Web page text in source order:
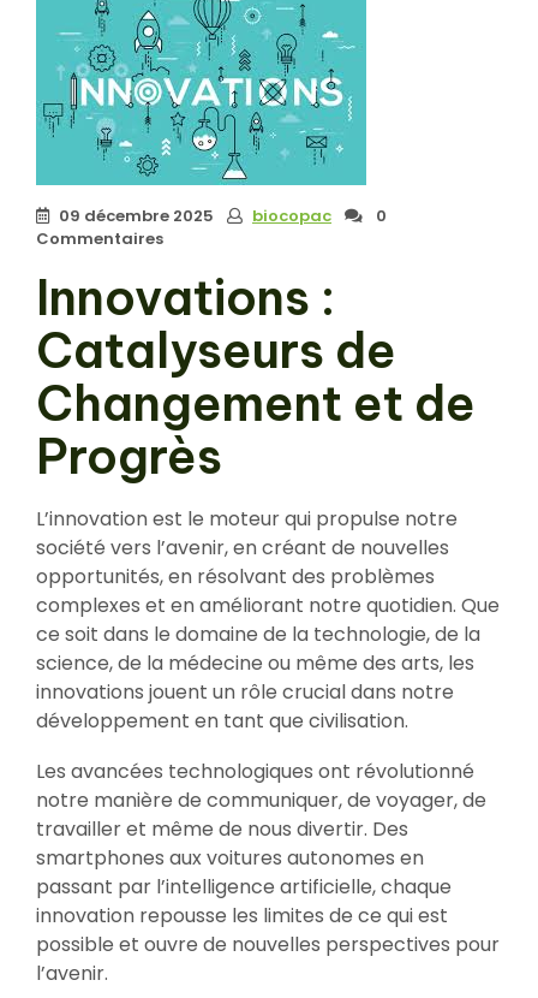
09 décembre 2025 biocopac
0
Commentaires
Innovations :
Catalyseurs de
Changement et de
Progrès
L’innovation est le moteur qui propulse notre
société vers l’avenir, en créant de nouvelles
opportunités, en résolvant des problèmes
complexes et en améliorant notre quotidien. Que
ce soit dans le domaine de la technologie, de la
science, de la médecine ou même des arts, les
innovations jouent un rôle crucial dans notre
développement en tant que civilisation.
Les avancées technologiques ont révolutionné
notre manière de communiquer, de voyager, de
travailler et même de nous divertir. Des
smartphones aux voitures autonomes en
passant par l’intelligence artificielle, chaque
innovation repousse les limites de ce qui est
possible et ouvre de nouvelles perspectives pour
l’avenir.